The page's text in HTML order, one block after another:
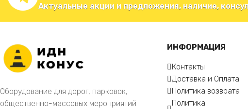
Актуальные акции и предложения, наличие,
Оборудование для дорог, парковок,
общественно-массовых мероприятий
ИНФОРМАЦИЯ
Контакты
Доставка и Оплата
Политика возврата
Политика